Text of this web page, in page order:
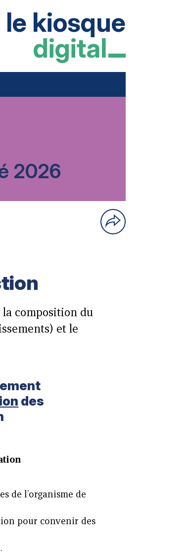
le kiosque
digital
2026
composition du
et le
des
de l’organisme de
pour convenir des